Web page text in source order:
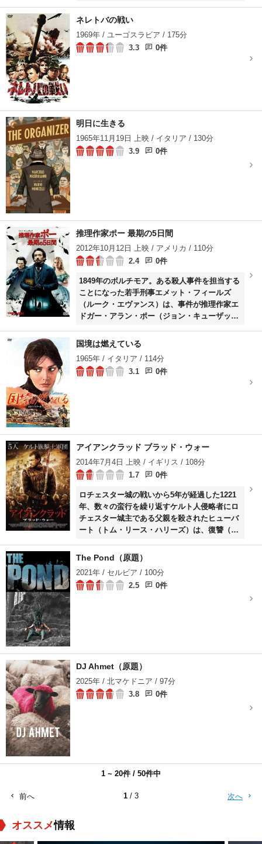
工業地区にさしかかったころ、護送車はいきな
近くの警察署に逃げ込んだ一行だが、外部との
通信ネットワークは完全に遮断されていた。レ
に乗せていた囚人と新人捜査官ミーナと共に、
ゾンビを列車の中に誘い込み生き残っている民
ネレトバの戦い
1969年 / ユーゴスラビア / 175分
3.3
0件
明日に生きる
1965年11月19日 上映 / イタリア / 130分
3.9
0件
推理作家ポー 最期の5日間
2012年10月12日 上映 / アメリカ / 110分
2.4
0件
1849年のボルチモア。ある殺人事件を担当する
ことになった若手刑事エメット・フィールズ
（ルーク・エヴァンス）は、事件が推理作家エ
ドガー・アラン・ポー（ジョン・キューザッ
酒におぼれる生活を送るポーは容疑者とみなさ
れるが、捜査が進められる中、彼の著作をまね
るように連続殺人が発生。その後、自らのアリ
バイが証明されたポーは、事件解明のため捜査
国境は燃えている
1965年 / イタリア / 114分
3.1
0件
アイアンクラッド ブラッド・ウォー
2014年7月4日 上映 / イギリス / 108分
1.7
0件
ロチェスター城の戦いから5年が経過した1221
年、数々の蛮行を繰り返すケルト人侵略者にロ
チェスター城主である父親を殺されたヒューバ
ート（トム・リース・ハリーズ）は、復讐（ふ
とこのガイ（トム・オースティン）を捜す旅に
出るが、ようやく見つけたガイは酒と女に溺
れ、金に執着する男に成り果てていた。そんな
ガイを説き伏せて城に帰還したヒューバート
The Pond（原題）
2021年 / セルビア / 100分
2.5
0件
DJ Ahmet（原題）
2025年 / 北マケドニア / 97分
3.8
0件
1 ~ 20件 / 50件中
前へ 1 / 3 次へ
オススメ情報